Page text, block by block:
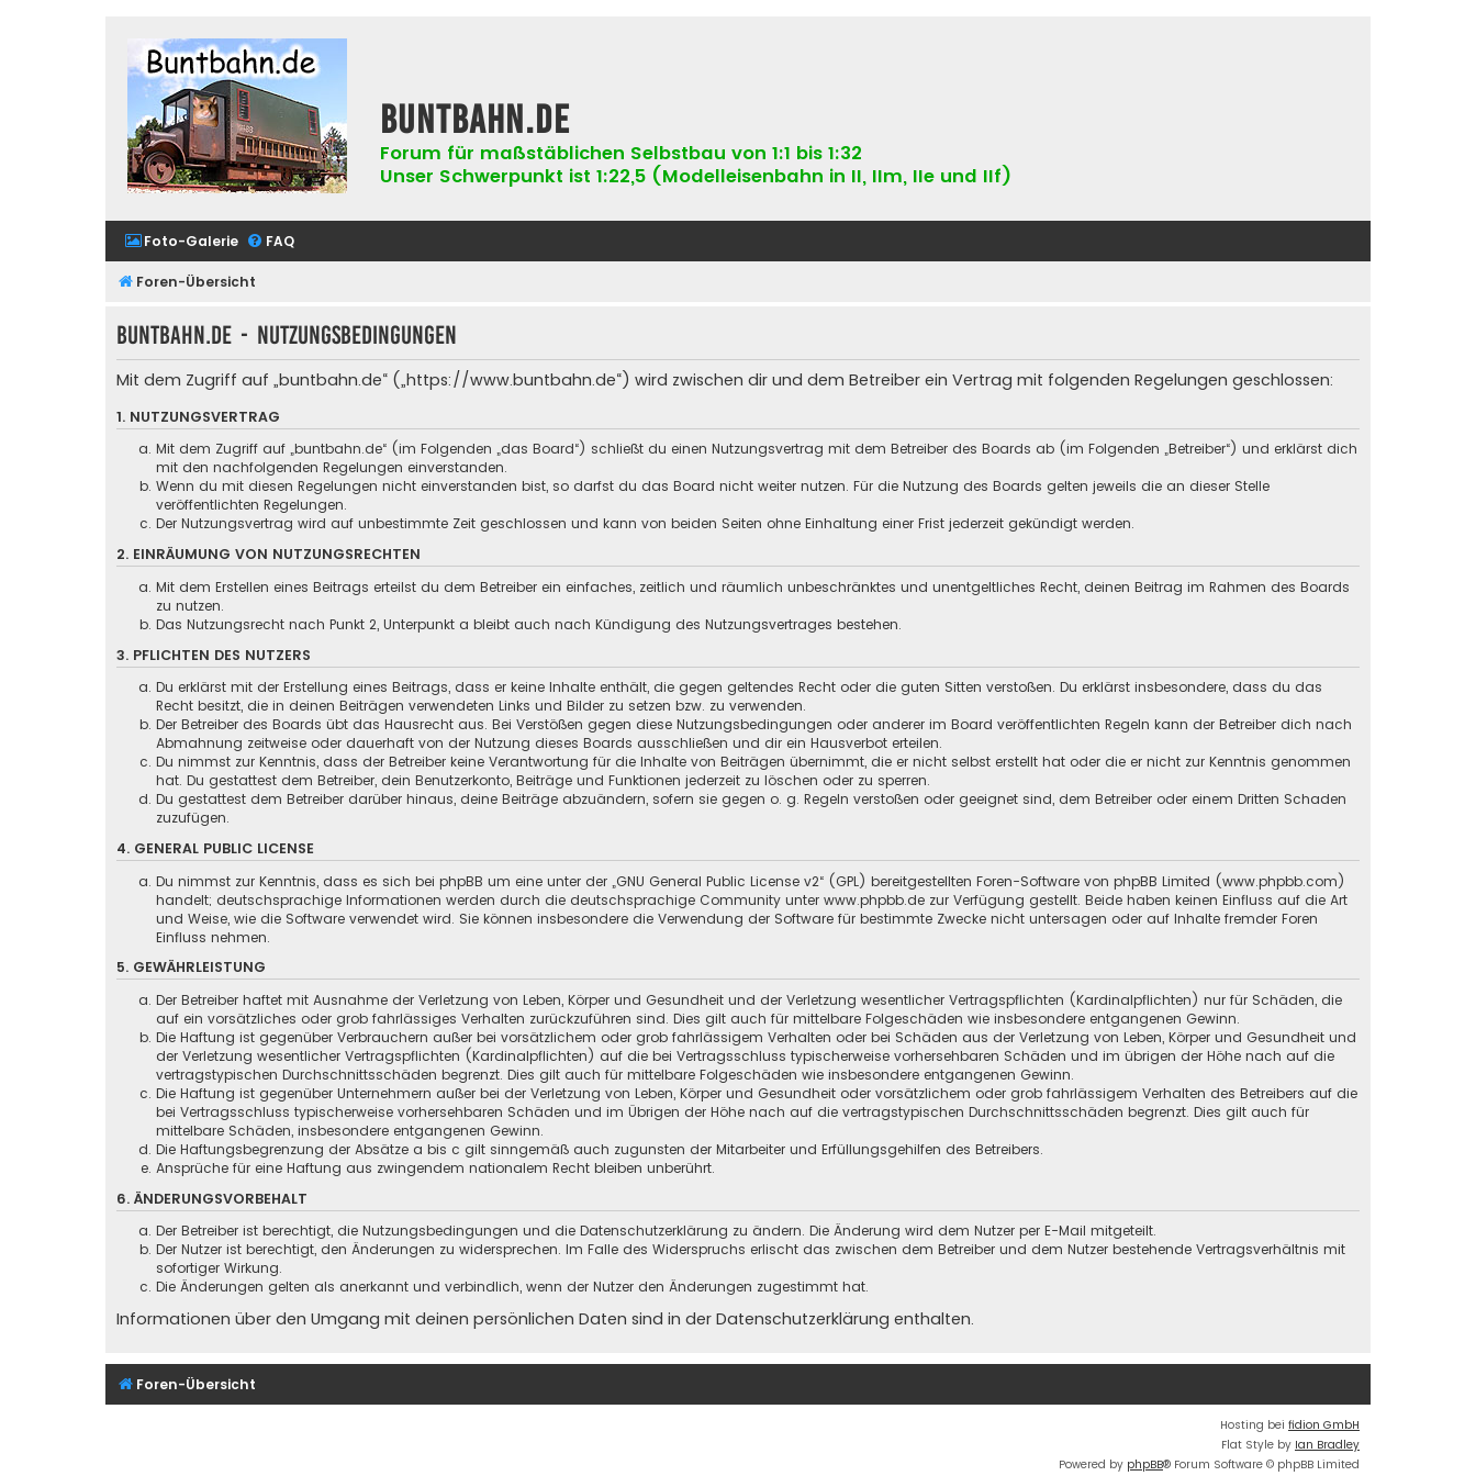
buntbahn.de
Forum für maßstäblichen Selbstbau von 1:1 bis 1:32
Unser Schwerpunkt ist 1:22,5 (Modelleisenbahn in II, IIm, IIe und IIf)
Foto-Galerie FAQ
Foren-Übersicht
buntbahn.de - Nutzungsbedingungen
Mit dem Zugriff auf „buntbahn.de“ („https://www.buntbahn.de“) wird zwischen dir und dem Betreiber ein Vertrag mit folgenden Regelungen geschlossen:
1. NUTZUNGSVERTRAG
Mit dem Zugriff auf „buntbahn.de“ (im Folgenden „das Board“) schließt du einen Nutzungsvertrag mit dem Betreiber des Boards ab (im Folgenden „Betreiber“) und erklärst dich
mit den nachfolgenden Regelungen einverstanden.
Wenn du mit diesen Regelungen nicht einverstanden bist, so darfst du das Board nicht weiter nutzen. Für die Nutzung des Boards gelten jeweils die an dieser Stelle
veröffentlichten Regelungen.
Der Nutzungsvertrag wird auf unbestimmte Zeit geschlossen und kann von beiden Seiten ohne Einhaltung einer Frist jederzeit gekündigt werden.
2. EINRÄUMUNG VON NUTZUNGSRECHTEN
Mit dem Erstellen eines Beitrags erteilst du dem Betreiber ein einfaches, zeitlich und räumlich unbeschränktes und unentgeltliches Recht, deinen Beitrag im Rahmen des Boards
zu nutzen.
Das Nutzungsrecht nach Punkt 2, Unterpunkt a bleibt auch nach Kündigung des Nutzungsvertrages bestehen.
3. PFLICHTEN DES NUTZERS
Du erklärst mit der Erstellung eines Beitrags, dass er keine Inhalte enthält, die gegen geltendes Recht oder die guten Sitten verstoßen. Du erklärst insbesondere, dass du das
Recht besitzt, die in deinen Beiträgen verwendeten Links und Bilder zu setzen bzw. zu verwenden.
Der Betreiber des Boards übt das Hausrecht aus. Bei Verstößen gegen diese Nutzungsbedingungen oder anderer im Board veröffentlichten Regeln kann der Betreiber dich nach
Abmahnung zeitweise oder dauerhaft von der Nutzung dieses Boards ausschließen und dir ein Hausverbot erteilen.
Du nimmst zur Kenntnis, dass der Betreiber keine Verantwortung für die Inhalte von Beiträgen übernimmt, die er nicht selbst erstellt hat oder die er nicht zur Kenntnis genommen
hat. Du gestattest dem Betreiber, dein Benutzerkonto, Beiträge und Funktionen jederzeit zu löschen oder zu sperren.
Du gestattest dem Betreiber darüber hinaus, deine Beiträge abzuändern, sofern sie gegen o. g. Regeln verstoßen oder geeignet sind, dem Betreiber oder einem Dritten Schaden
zuzufügen.
4. GENERAL PUBLIC LICENSE
Du nimmst zur Kenntnis, dass es sich bei phpBB um eine unter der „GNU General Public License v2“ (GPL) bereitgestellten Foren-Software von phpBB Limited (www.phpbb.com)
handelt; deutschsprachige Informationen werden durch die deutschsprachige Community unter www.phpbb.de zur Verfügung gestellt. Beide haben keinen Einfluss auf die Art
und Weise, wie die Software verwendet wird. Sie können insbesondere die Verwendung der Software für bestimmte Zwecke nicht untersagen oder auf Inhalte fremder Foren
Einfluss nehmen.
5. GEWÄHRLEISTUNG
Der Betreiber haftet mit Ausnahme der Verletzung von Leben, Körper und Gesundheit und der Verletzung wesentlicher Vertragspflichten (Kardinalpflichten) nur für Schäden, die
auf ein vorsätzliches oder grob fahrlässiges Verhalten zurückzuführen sind. Dies gilt auch für mittelbare Folgeschäden wie insbesondere entgangenen Gewinn.
Die Haftung ist gegenüber Verbrauchern außer bei vorsätzlichem oder grob fahrlässigem Verhalten oder bei Schäden aus der Verletzung von Leben, Körper und Gesundheit und
der Verletzung wesentlicher Vertragspflichten (Kardinalpflichten) auf die bei Vertragsschluss typischerweise vorhersehbaren Schäden und im übrigen der Höhe nach auf die
vertragstypischen Durchschnittsschäden begrenzt. Dies gilt auch für mittelbare Folgeschäden wie insbesondere entgangenen Gewinn.
Die Haftung ist gegenüber Unternehmern außer bei der Verletzung von Leben, Körper und Gesundheit oder vorsätzlichem oder grob fahrlässigem Verhalten des Betreibers auf die
bei Vertragsschluss typischerweise vorhersehbaren Schäden und im Übrigen der Höhe nach auf die vertragstypischen Durchschnittsschäden begrenzt. Dies gilt auch für
mittelbare Schäden, insbesondere entgangenen Gewinn.
Die Haftungsbegrenzung der Absätze a bis c gilt sinngemäß auch zugunsten der Mitarbeiter und Erfüllungsgehilfen des Betreibers.
Ansprüche für eine Haftung aus zwingendem nationalem Recht bleiben unberührt.
6. ÄNDERUNGSVORBEHALT
Der Betreiber ist berechtigt, die Nutzungsbedingungen und die Datenschutzerklärung zu ändern. Die Änderung wird dem Nutzer per E-Mail mitgeteilt.
Der Nutzer ist berechtigt, den Änderungen zu widersprechen. Im Falle des Widerspruchs erlischt das zwischen dem Betreiber und dem Nutzer bestehende Vertragsverhältnis mit
sofortiger Wirkung.
Die Änderungen gelten als anerkannt und verbindlich, wenn der Nutzer den Änderungen zugestimmt hat.
Informationen über den Umgang mit deinen persönlichen Daten sind in der Datenschutzerklärung enthalten.
Foren-Übersicht
Hosting bei fidion GmbH
Flat Style by Ian Bradley
Powered by phpBB® Forum Software © phpBB Limited